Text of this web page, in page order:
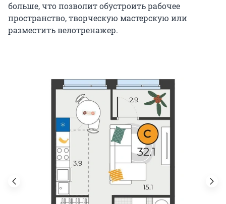
больше, что позволит обустроить рабочее
пространство, творческую мастерскую или
разместить велотренажер.